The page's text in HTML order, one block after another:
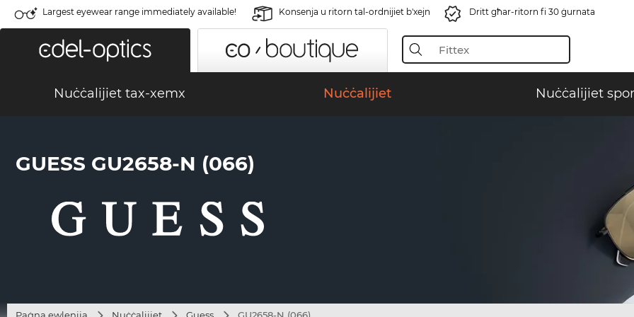
Largest eyewear range immediately available! Konsenja u ritorn tal-ordnijiet b'xejn Dritt għar-ritorn fi 30 ġurnata
Nuċċalijiet tax-xemx Nuċċalijiet Nuċċalijiet
GUESS GU2658-N (066)